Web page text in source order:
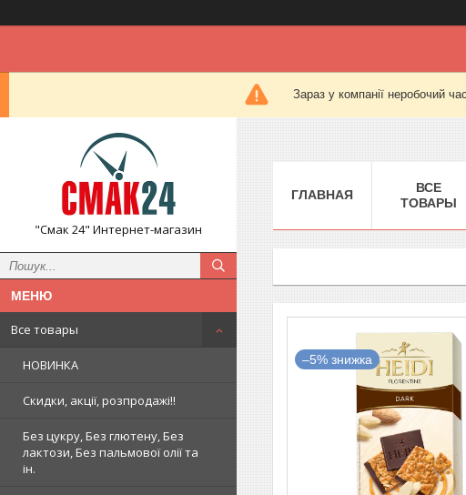
Зараз у компанії неробочий
"Смак 24" Интернет-магазин
Все товары
НОВИНКА
Скидки, акції, розпродажі!!
Без цукру, Без глютену, Без
лактози, Без пальмової олії та
ін.
ГЛАВНАЯ
ВСЕ
ТОВАРЫ
–5%